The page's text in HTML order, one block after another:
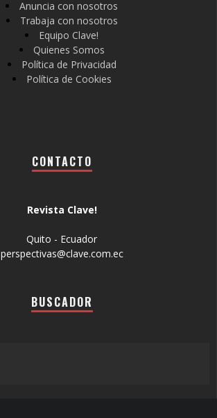
Anuncia con nosotros
Trabaja con nosotros
Equipo Clave!
Quienes Somos
Política de Privacidad
Política de Cookies
CONTACTO
Revista Clave!
Quito - Ecuador
perspectivas@clave.com.ec
BUSCADOR